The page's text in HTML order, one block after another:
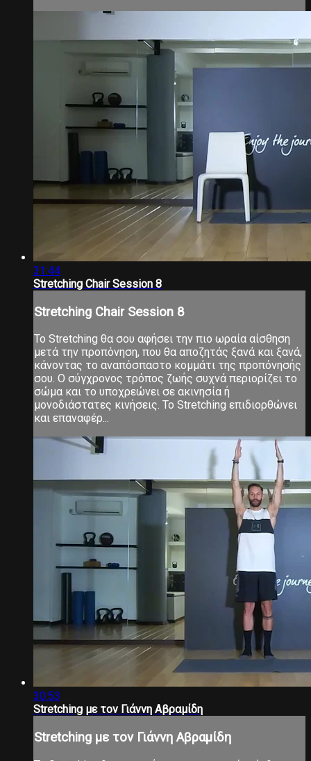
31:44
Stretching Chair Session 8
Stretching Chair Session 8
Το Stretching θα σου αφήσει την πιο ωραία αίσθηση
μετά την προπόνηση, που θα αποζητάς ξανά και ξανά,
κάνοντας το αναπόσπαστο κομμάτι της προπόνησής
σου. Ο σύγχρονος τρόπος ζωής συχνά περιορίζει το
σώμα και το υποχρεώνει σε ακινησία ή
μονοδιάστατες κινήσεις. Το Stretching επιδιορθώνει
και επαναφέρ...
30:53
Stretching με τον Γιάννη Αβραμίδη
Stretching με τον Γιάννη Αβραμίδη